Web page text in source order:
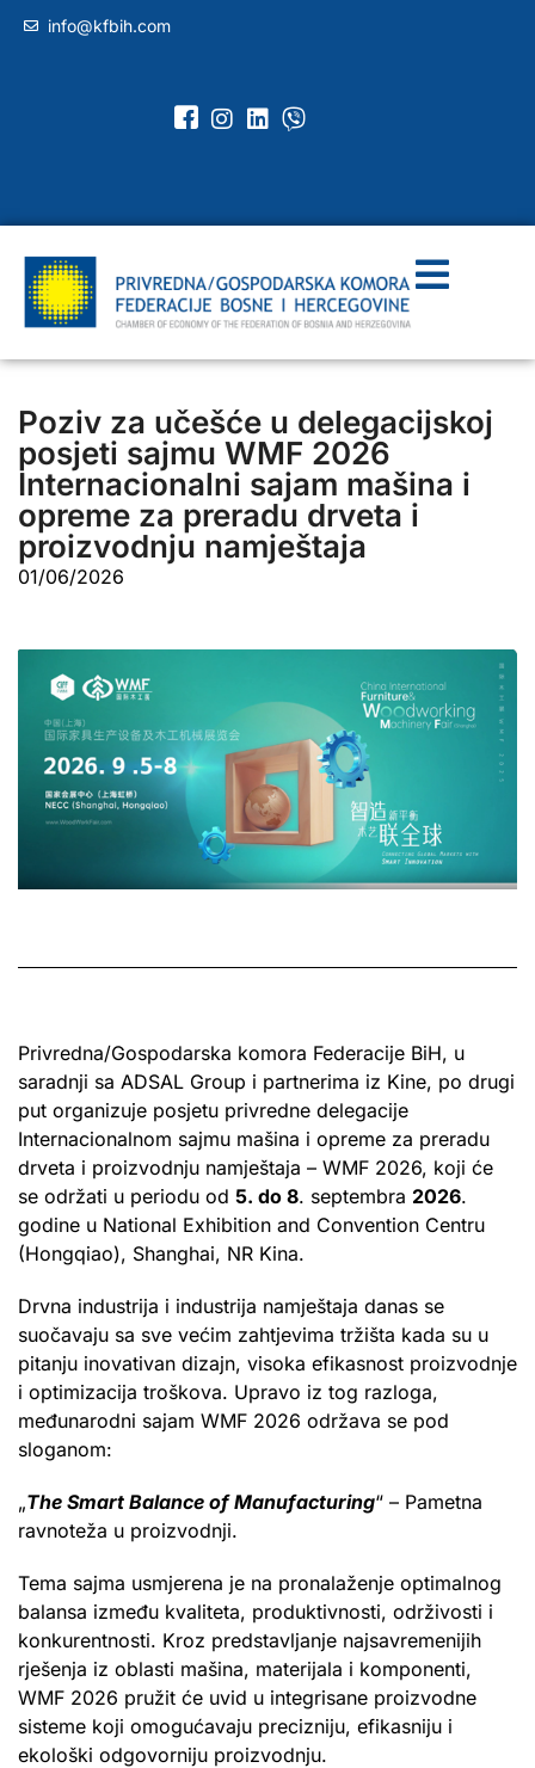
info@kfbih.com
Poziv za učešće u delegacijskoj
posjeti sajmu WMF 2026
Internacionalni sajam mašina i
opreme za preradu drveta i
proizvodnju namještaja
01/06/2026
Privredna/Gospodarska komora Federacije BiH, u
saradnji sa ADSAL Group i partnerima iz Kine, po drugi
put organizuje posjetu privredne delegacije
Internacionalnom sajmu mašina i opreme za preradu
drveta i proizvodnju namještaja – WMF 2026, koji će
se održati u periodu od 5. do 8. septembra 2026.
godine u National Exhibition and Convention Centru
(Hongqiao), Shanghai, NR Kina.
Drvna industrija i industrija namještaja danas se
suočavaju sa sve većim zahtjevima tržišta kada su u
pitanju inovativan dizajn, visoka efikasnost proizvodnje
i optimizacija troškova. Upravo iz tog razloga,
međunarodni sajam WMF 2026 održava se pod
sloganom:
„The Smart Balance of Manufacturing“ – Pametna
ravnoteža u proizvodnji.
Tema sajma usmjerena je na pronalaženje optimalnog
balansa između kvaliteta, produktivnosti, održivosti i
konkurentnosti. Kroz predstavljanje najsavremenijih
rješenja iz oblasti mašina, materijala i komponenti,
WMF 2026 pružit će uvid u integrisane proizvodne
sisteme koji omogućavaju precizniju, efikasniju i
ekološki odgovorniju proizvodnju.